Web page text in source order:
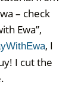
– check
Ewa”,
, I
I cut the